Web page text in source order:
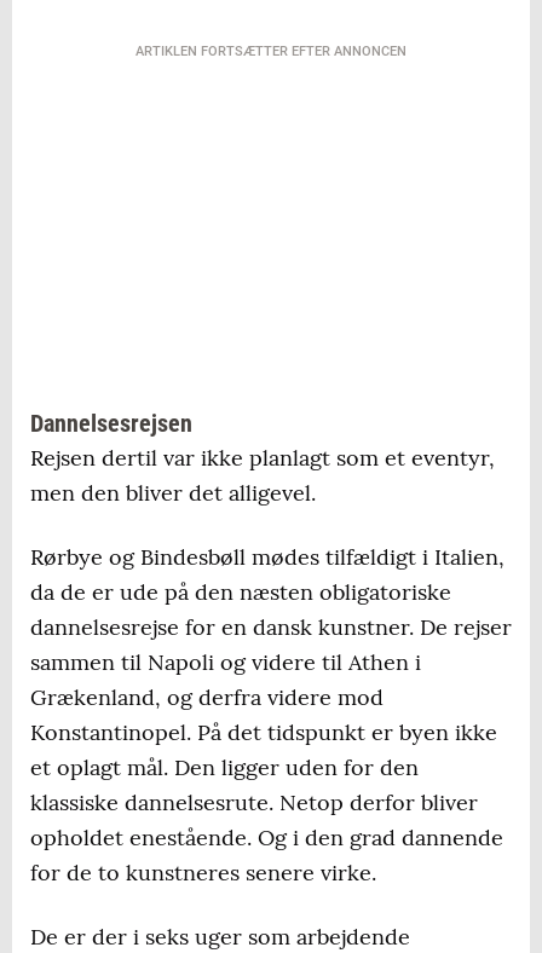
ARTIKLEN FORTSÆTTER EFTER ANNONCEN
Dannelsesrejsen
Rejsen dertil var ikke planlagt som et eventyr,
men den bliver det alligevel.
Rørbye og Bindesbøll mødes tilfældigt i Italien,
da de er ude på den næsten obligatoriske
dannelsesrejse for en dansk kunstner. De rejser
sammen til Napoli og videre til Athen i
Grækenland, og derfra videre mod
Konstantinopel. På det tidspunkt er byen ikke
et oplagt mål. Den ligger uden for den
klassiske dannelsesrute. Netop derfor bliver
opholdet enestående. Og i den grad dannende
for de to kunstneres senere virke.
De er der i seks uger som arbejdende